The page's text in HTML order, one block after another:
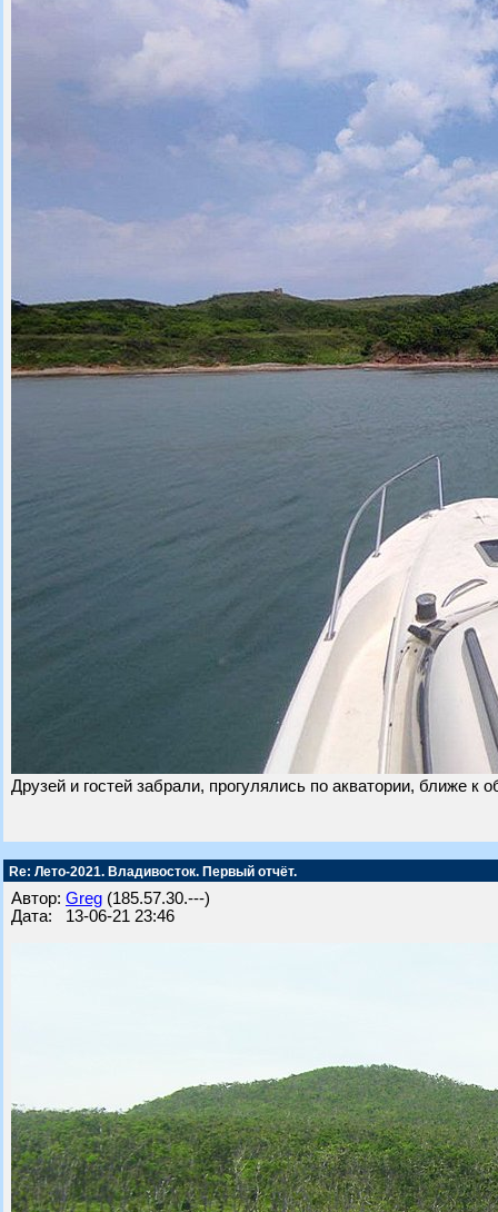
Друзей и гостей забрали, прогулялись по акватории, ближе
Re: Лето-2021. Владивосток. Первый отчёт.
Автор: Greg (185.57.30.---)
Дата: 13-06-21 23:46